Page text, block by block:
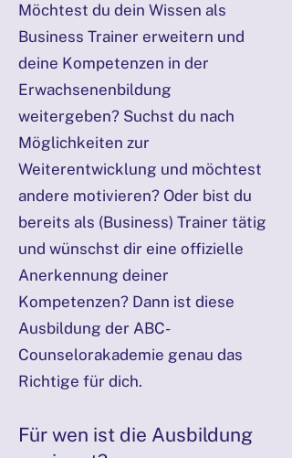
Möchtest du dein Wissen als
Business Trainer erweitern und
deine Kompetenzen in der
Erwachsenenbildung
weitergeben? Suchst du nach
Möglichkeiten zur
Weiterentwicklung und möchtest
andere motivieren? Oder bist du
bereits als (Business) Trainer tätig
und wünschst dir eine offizielle
Anerkennung deiner
Kompetenzen? Dann ist diese
Ausbildung der ABC-
Counselorakademie genau das
Richtige für dich.
Für wen ist die Ausbildung